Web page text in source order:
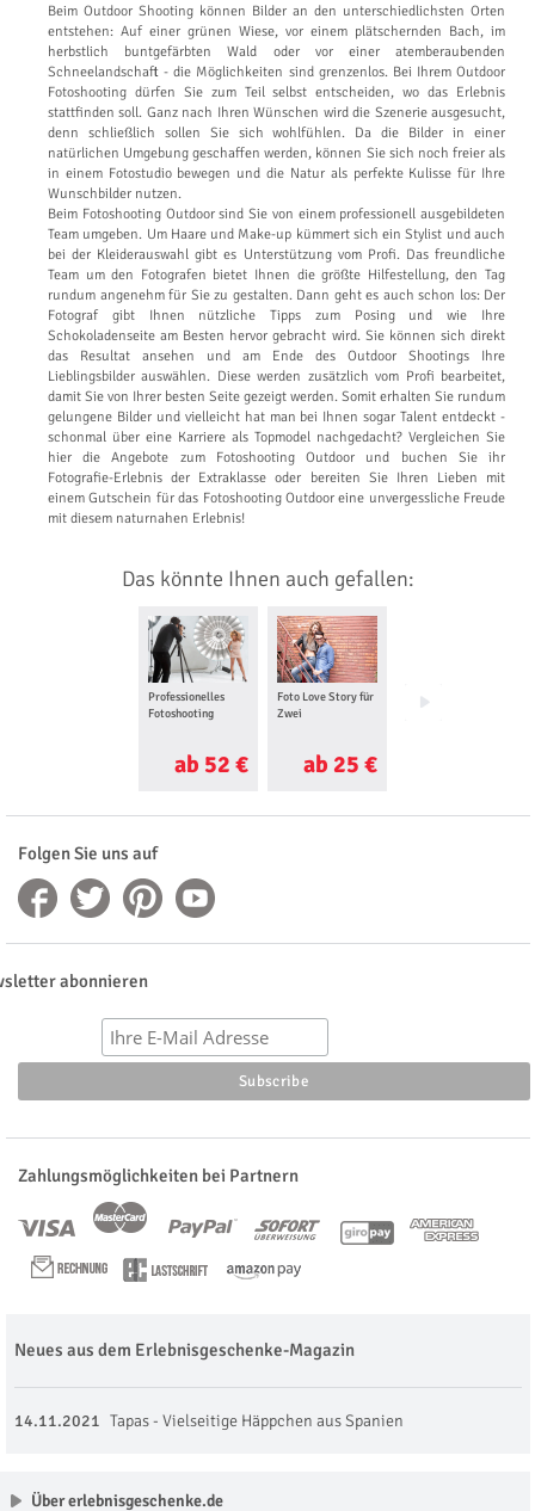
Beim Outdoor Shooting können Bilder an den unterschiedlichsten Orten
entstehen: Auf einer grünen Wiese, vor einem plätschernden Bach, im
herbstlich buntgefärbten Wald oder vor einer atemberaubenden
Schneelandschaft - die Möglichkeiten sind grenzenlos. Bei Ihrem Outdoor
Fotoshooting dürfen Sie zum Teil selbst entscheiden, wo das Erlebnis
stattfinden soll. Ganz nach Ihren Wünschen wird die Szenerie ausgesucht,
denn schließlich sollen Sie sich wohlfühlen. Da die Bilder in einer
natürlichen Umgebung geschaffen werden, können Sie sich noch freier als
in einem Fotostudio bewegen und die Natur als perfekte Kulisse für Ihre
Wunschbilder nutzen.
Beim Fotoshooting Outdoor sind Sie von einem professionell ausgebildeten
Team umgeben. Um Haare und Make-up kümmert sich ein Stylist und auch
bei der Kleiderauswahl gibt es Unterstützung vom Profi. Das freundliche
Team um den Fotografen bietet Ihnen die größte Hilfestellung, den Tag
rundum angenehm für Sie zu gestalten. Dann geht es auch schon los: Der
Fotograf gibt Ihnen nützliche Tipps zum Posing und wie Ihre
Schokoladenseite am Besten hervor gebracht wird. Sie können sich direkt
das Resultat ansehen und am Ende des Outdoor Shootings Ihre
Lieblingsbilder auswählen. Diese werden zusätzlich vom Profi bearbeitet,
damit Sie von Ihrer besten Seite gezeigt werden. Somit erhalten Sie rundum
gelungene Bilder und vielleicht hat man bei Ihnen sogar Talent entdeckt -
schonmal über eine Karriere als Topmodel nachgedacht? Vergleichen Sie
hier die Angebote zum Fotoshooting Outdoor und buchen Sie ihr
Fotografie-Erlebnis der Extraklasse oder bereiten Sie Ihren Lieben mit
einem Gutschein für das Fotoshooting Outdoor eine unvergessliche Freude
mit diesem naturnahen Erlebnis!
Das könnte Ihnen auch gefallen:
Professionelles
Fotoshooting
ab 52 €
Foto Love Story für
Zwei
ab 25 €
Foto Tour
Folgen Sie uns auf
abonnieren
Zahlungsmöglichkeiten bei Partnern
Neues aus dem Erlebnisgeschenke-Magazin
14.11.2021 Tapas - Vielseitige Häppchen aus Spanien
Über erlebnisgeschenke.de